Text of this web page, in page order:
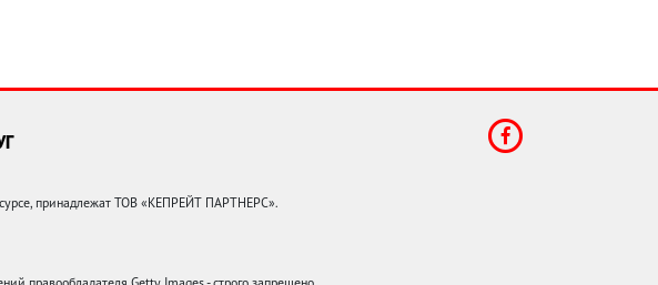
принадлежат ТОВ «КЕПРЕЙТ ПАРТНЕРС».